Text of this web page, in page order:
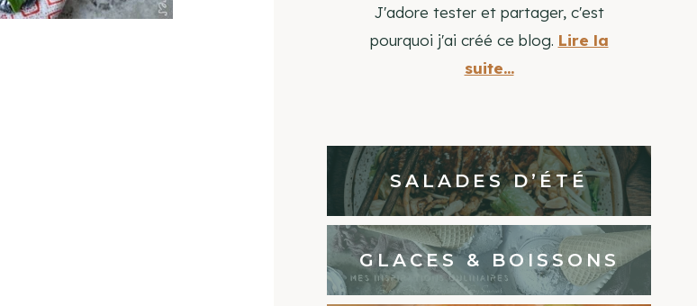
J'adore tester et partager, c'est
pourquoi j'ai créé ce blog. Lire la
suite...
SALADES D’ÉTÉ
GLACES & BOISSONS